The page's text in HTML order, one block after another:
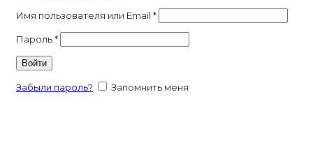
Имя пользователя или Email *
Пароль*
Войти
Забыли пароль? Запомнить меня